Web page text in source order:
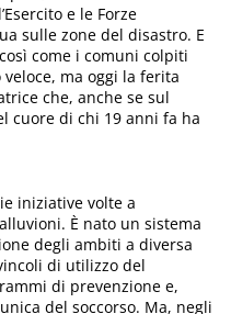
e le Forze
sulle zone del disastro. E
come i comuni colpiti
ma oggi la ferita
che, anche se sul
cuore di chi 19 anni fa ha
iniziative volte a
È nato un sistema
degli ambiti a diversa
di utilizzo del
di prevenzione e,
del soccorso. Ma, negli